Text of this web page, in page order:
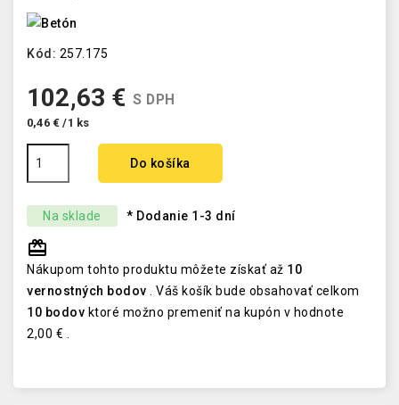
Kód: 257.175
102,63 €
0,46 € /1 ks
S DPH
Do košíka
Na sklade * Dodanie 1-3 dní
redeem
Nákupom tohto produktu môžete získať až 10
vernostných bodov . Váš košík bude obsahovať celkom
10 bodov ktoré možno premeniť na kupón v hodnote
2,00 €